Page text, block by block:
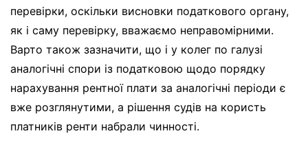
перевірки, оскільки висновки податкового органу,
як і саму перевірку, вважаємо неправомірними.
Варто також зазначити, що і у колег по галузі
аналогічні спори із податковою щодо порядку
нарахування рентної плати за аналогічні періоди є
вже розглянутими, а рішення судів на користь
платників ренти набрали чинності.